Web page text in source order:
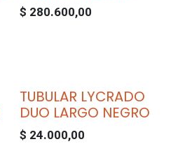
$ 280.600,00
TUBULAR LYCRADO
DUO LARGO NEGRO
$ 24.000,00